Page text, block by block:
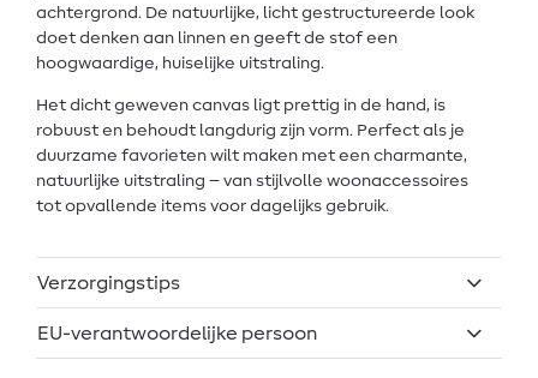
achtergrond. De natuurlijke, licht gestructureerde look
doet denken aan linnen en geeft de stof een
hoogwaardige, huiselijke uitstraling.
Het dicht geweven canvas ligt prettig in de hand, is
robuust en behoudt langdurig zijn vorm. Perfect als je
duurzame favorieten wilt maken met een charmante,
natuurlijke uitstraling – van stijlvolle woonaccessoires
tot opvallende items voor dagelijks gebruik.
Verzorgingstips
EU-verantwoordelijke persoon